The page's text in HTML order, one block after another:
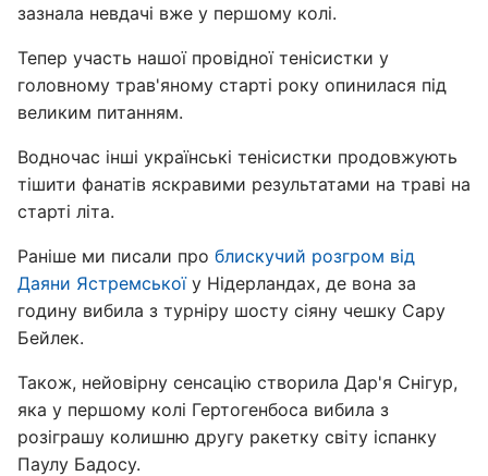
зазнала невдачі вже у першому колі.
Тепер участь нашої провідної тенісистки у
головному трав'яному старті року опинилася під
великим питанням.
Водночас інші українські тенісистки продовжують
тішити фанатів яскравими результатами на траві на
старті літа.
Раніше ми писали про блискучий розгром від
Даяни Ястремськоїу Нідерландах, де вона за
годину вибила з турніру шосту сіяну чешку Сару
Бейлек.
Також, нейовірну сенсацію створила Дар'я Снігур,
яка у першому колі Гертогенбоса вибила з
розіграшу колишню другу ракетку світу іспанку
Паулу Бадосу.